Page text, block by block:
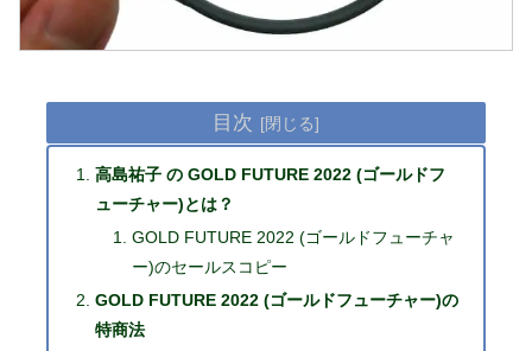
目次
高島祐子 の GOLD FUTURE 2022 (ゴールドフ
ューチャー)とは？
GOLD FUTURE 2022 (ゴールドフューチャ
ー)のセールスコピー
GOLD FUTURE 2022 (ゴールドフューチャー)の
特商法